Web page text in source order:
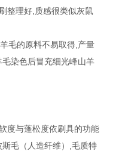
整理好,质感很类似灰鼠
毛的原料不易取得,产量
染色后冒充细光峰山羊
度与蓬松度依刷具的功能
毛（人造纤维）,毛质特